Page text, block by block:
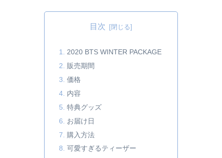
目次
2020 BTS WINTER PACKAGE
販売期間
価格
内容
特典グッズ
お届け日
購入方法
可愛すぎるティーザー